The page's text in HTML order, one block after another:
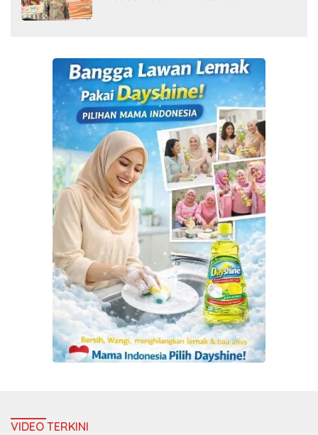
VIDEO TERKINI